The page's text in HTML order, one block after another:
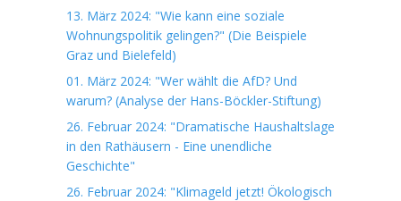
13. März 2024: "Wie kann eine soziale
Wohnungspolitik gelingen?" (Die Beispiele
Graz und Bielefeld)
01. März 2024: "Wer wählt die AfD? Und
warum? (Analyse der Hans-Böckler-Stiftung)
26. Februar 2024: "Dramatische Haushaltslage
in den Rathäusern - Eine unendliche
Geschichte"
26. Februar 2024: "Klimageld jetzt! Ökologisch